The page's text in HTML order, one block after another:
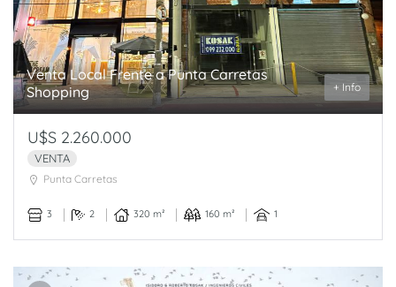
Venta Local Frente a Punta Carretas
Shopping
+ Info
U$S 2.260.000
VENTA
Punta Carretas
3 2 320 m² 160 m² 1